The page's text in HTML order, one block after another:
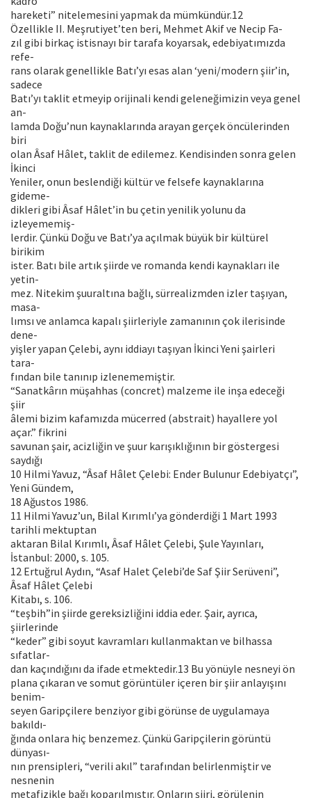
hareketi” nitelemesini yapmak da mümkündür.12
Özellikle II. Meşrutiyet’ten beri, Mehmet Akif ve Necip Fa-
zıl gibi birkaç istisnayı bir tarafa koyarsak, edebiyatımızda
refe-
rans olarak genellikle Batı’yı esas alan ‘yeni/modern şiir’in,
sadece
Batı’yı taklit etmeyip orijinali kendi geleneğimizin veya genel
an-
lamda Doğu’nun kaynaklarında arayan gerçek öncülerinden
biri
olan Âsaf Hâlet, taklit de edilemez. Kendisinden sonra gelen
İkinci
Yeniler, onun beslendiği kültür ve felsefe kaynaklarına
gideme-
dikleri gibi Âsaf Hâlet’in bu çetin yenilik yolunu da
izleyememiş-
lerdir. Çünkü Doğu ve Batı’ya açılmak büyük bir kültürel
birikim
ister. Batı bile artık şiirde ve romanda kendi kaynakları ile
yetin-
mez. Nitekim şuuraltına bağlı, sürrealizmden izler taşıyan,
masa-
lımsı ve anlamca kapalı şiirleriyle zamanının çok ilerisinde
dene-
yişler yapan Çelebi, aynı iddiayı taşıyan İkinci Yeni şairleri
tara-
fından bile tanınıp izlenememiştir.
“Sanatkârın müşahhas (concret) malzeme ile inşa edeceği
şiir
âlemi bizim kafamızda mücerred (abstrait) hayallere yol
açar.” fikrini
savunan şair, acizliğin ve şuur karışıklığının bir göstergesi
saydığı
10 Hilmi Yavuz, “Âsaf Hâlet Çelebi: Ender Bulunur Edebiyatçı”,
Yeni Gündem,
18 Ağustos 1986.
11 Hilmi Yavuz’un, Bilal Kırımlı’ya gönderdiği 1 Mart 1993
tarihli mektuptan
aktaran Bilal Kırımlı, Âsaf Hâlet Çelebi, Şule Yayınları,
İstanbul: 2000, s. 105.
12 Ertuğrul Aydın, “Asaf Halet Çelebi’de Saf Şiir Serüveni”,
Âsaf Hâlet Çelebi
Kitabı, s. 106.
“teşbih”in şiirde gereksizliğini iddia eder. Şair, ayrıca,
şiirlerinde
“keder” gibi soyut kavramları kullanmaktan ve bilhassa
sıfatlar-
dan kaçındığını da ifade etmektedir.13 Bu yönüyle nesneyi ön
plana çıkaran ve somut görüntüler içeren bir şiir anlayışını
benim-
seyen Garipçilere benziyor gibi görünse de uygulamaya
bakıldı-
ğında onlara hiç benzemez. Çünkü Garipçilerin görüntü
dünyası-
nın prensipleri, “verili akıl” tarafından belirlenmiştir ve
nesnenin
metafizikle bağı koparılmıştır. Onların şiiri, görülenin